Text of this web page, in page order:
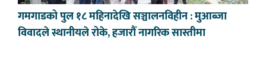
गमगाडको पुल १८ महिनादेखि सञ्चालनविहीन : मुआब्जा
विवादले स्थानीयले रोके, हजारौँ नागरिक सास्तीमा